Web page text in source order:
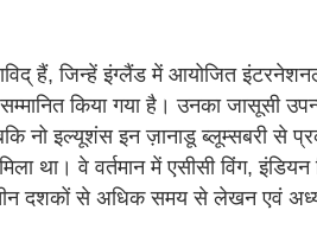
हैं, जिन्हें इंग्लैंड में आयोजित
किया गया है। उनका जासूसी
नो इल्यूशंस इन ज़ानाडू ब्लूम्सबरी से
था। वे वर्तमान में एसीसी विंग, इंडियन
तीन दशकों से अधिक समय से लेखन एवं